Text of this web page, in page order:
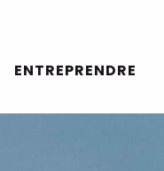
ENTREPRENDRE